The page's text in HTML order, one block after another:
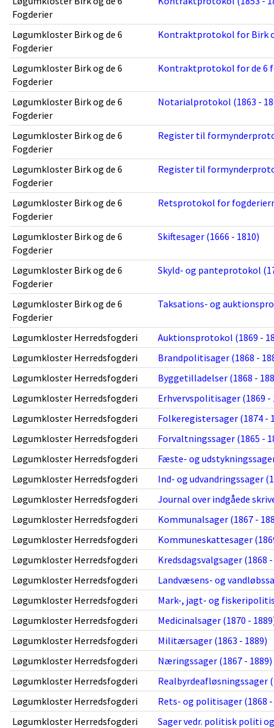
Fogderier
Løgumkloster Birk og de 6
Fogderier
Kontraktprotokol for Birk
Løgumkloster Birk og de 6
Fogderier
Kontraktprotokol for de 6
Løgumkloster Birk og de 6
Fogderier
Notarialprotokol (1863 -
Løgumkloster Birk og de 6
Fogderier
Register til
Løgumkloster Birk og de 6
Fogderier
Register til
Løgumkloster Birk og de 6
Fogderier
Retsprotokol for
Løgumkloster Birk og de 6
Fogderier
Skiftesager (1666 - 1810)
Løgumkloster Birk og de 6
Fogderier
Skyld- og panteprotokol
Løgumkloster Birk og de 6
Fogderier
Taksations- og
Løgumkloster Herredsfogderi
Auktionsprotokol (1869 -
Løgumkloster Herredsfogderi
Brandpolitisager (1868 -
Løgumkloster Herredsfogderi
Byggetilladelser (1868 -
Løgumkloster Herredsfogderi
Erhvervspolitisager (1869 -
Løgumkloster Herredsfogderi
Folkeregistersager (1874 -
Løgumkloster Herredsfogderi
Forvaltningssager (1865 -
Løgumkloster Herredsfogderi
Fæste- og
Løgumkloster Herredsfogderi
Ind- og udvandringssager
Løgumkloster Herredsfogderi
Journal over indgåede
Løgumkloster Herredsfogderi
Kommunalsager (1867 -
Løgumkloster Herredsfogderi
Kommuneskattesager
Løgumkloster Herredsfogderi
Kredsdagsvalgsager (1868
Løgumkloster Herredsfogderi
Landvæsens- og
Løgumkloster Herredsfogderi
Mark-, jagt- og
Løgumkloster Herredsfogderi
Medicinalsager (1870 -
Løgumkloster Herredsfogderi
Militærsager (1863 - 1889)
Løgumkloster Herredsfogderi
Næringssager (1867 - 1889)
Løgumkloster Herredsfogderi
Realbyrdeafløsningssager
Løgumkloster Herredsfogderi
Rets- og politisager (1868 -
Løgumkloster Herredsfogderi
Sager vedr. politisk politi